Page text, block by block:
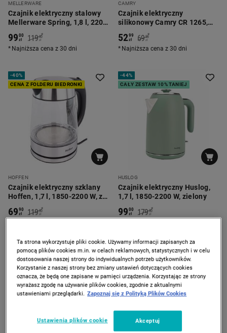
MELLERWARE
Czajnik elektryczny stalowy
Mellerware Spring, 1,8 l, 2200
9900
zł 119 00
zł
*
Najniższa cena z 30 dni
CAMRY
Czajnik elektryczny
silikonowy Camry CR 1265,
0,5 l, 750 W, składany
5299
zł 69 90
zł
*
Najniższa cena z 30 dni
-40%
CENA Z FOLDERU BIEDRONKI
HOFFEN
Czajnik elektryczny szklany
Hoffen, 1,7 l, 1850-2200 W, z
podświetleniem
6990
zł 119 00
zł
*
-44%
CAŁY ZESTAW 10% TANIEJ
HUSLOG
Czajnik elektryczny Huslog,
1,7 l, 1850-2200 W, zielony
9900
zł 179 00
zł
*
30% -30%
Ta strona wykorzystuje pliki cookie. Używamy informacji zapisanych za
pomocą plików cookies m.in. w celach reklamowych, statystycznych i w celu
dostosowania naszej strony do indywidualnych potrzeb użytkowników.
Korzystanie z naszej strony bez zmiany ustawień dotyczących cookies
oznacza, że będą one zapisane w pamięci urządzenia. Korzystając ze strony
wyrażasz zgodę na używanie plików cookies, zgodnie z aktualnymi
ustawieniami przeglądarki. Zapoznaj się z Polityką Plików Cookies
Ustawienia plików cookie Akceptuj